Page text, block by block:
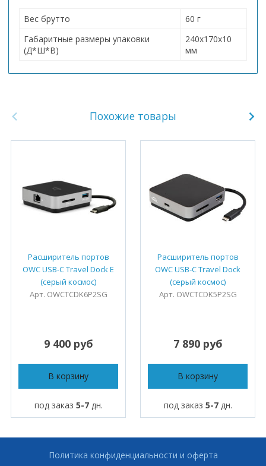
Вес брутто
60 г
Габаритные размеры упаковки
(Д*Ш*В)
240х170х10
мм
Похожие товары
Расширитель портов
OWC USB-C Travel Dock E
(серый космос)
Арт. OWCTCDK6P2SG
9 400 руб
В корзину
под заказ 5-7дн.
Расширитель портов
OWC USB-C Travel Dock
(серый космос)
Арт. OWCTCDK5P2SG
7 890 руб
В корзину
под заказ 5-7дн.
Политика конфиденциальности и оферта